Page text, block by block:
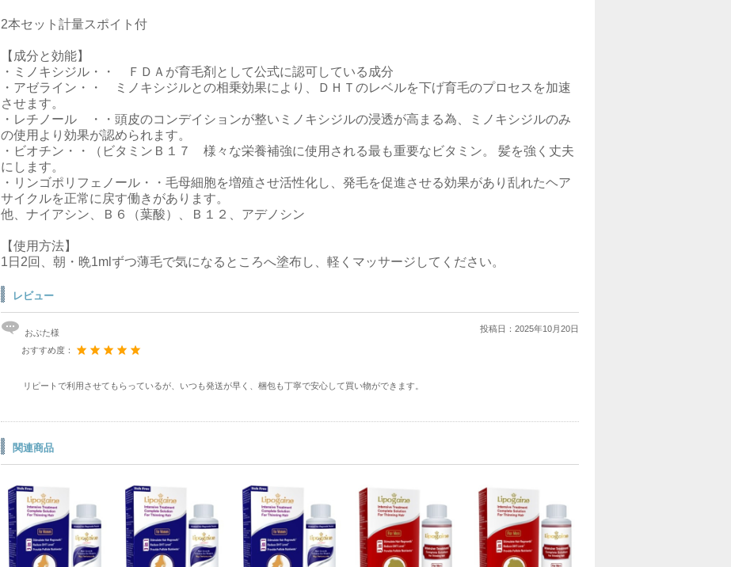
2本セット計量スポイト付
【成分と効能】
・ミノキシジル・・ ＦＤＡが育毛剤として公式に認可している成分
・アゼライン・・ ミノキシジルとの相乗効果により、ＤＨＴのレベルを下げ育毛のプロセスを加速
させます。
・レチノール ・・頭皮のコンデイションが整いミノキシジルの浸透が高まる為、ミノキシジルのみ
の使用より効果が認められます。
・ビオチン・・（ビタミンＢ１７ 様々な栄養補強に使用される最も重要なビタミン。 髪を強く丈夫
にします。
・リンゴポリフェノール・・毛母細胞を増殖させ活性化し、発毛を促進させる効果があり乱れたヘア
サイクルを正常に戻す働きがあります。
他、ナイアシン、Ｂ６（葉酸）、Ｂ１２、アデノシン
【使用方法】
1日2回、朝・晩1mlずつ薄毛で気になるところへ塗布し、軽くマッサージしてください。
レビュー
おぶた様 投稿日： 2025年10月20日
おすすめ度：
リピートで利用させてもらっているが、いつも発送が早く、梱包も丁寧で安心して買い物ができます。
関連商品